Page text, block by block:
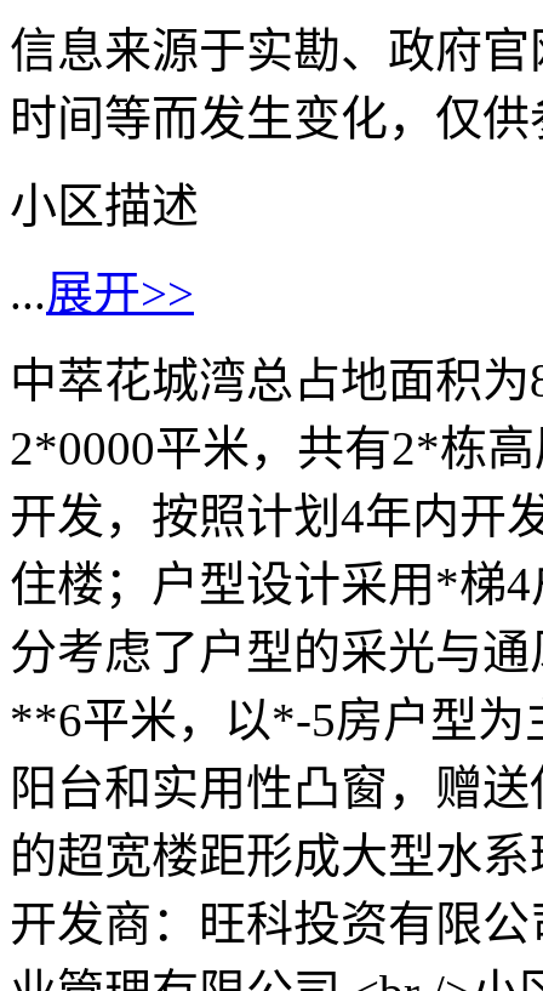
信息来源于实勘、政府
时间等而发生变化，仅
小区描述
...展开>>
中萃花城湾总占地面积
2*0000平米，共有2*栋
开发，按照计划4年内开
住楼；户型设计采用*梯
分考虑了户型的采光与
**6平米，以*-5房户型为
阳台和实用性凸窗，赠
的超宽楼距形成大型水
开发商：旺科投资有限